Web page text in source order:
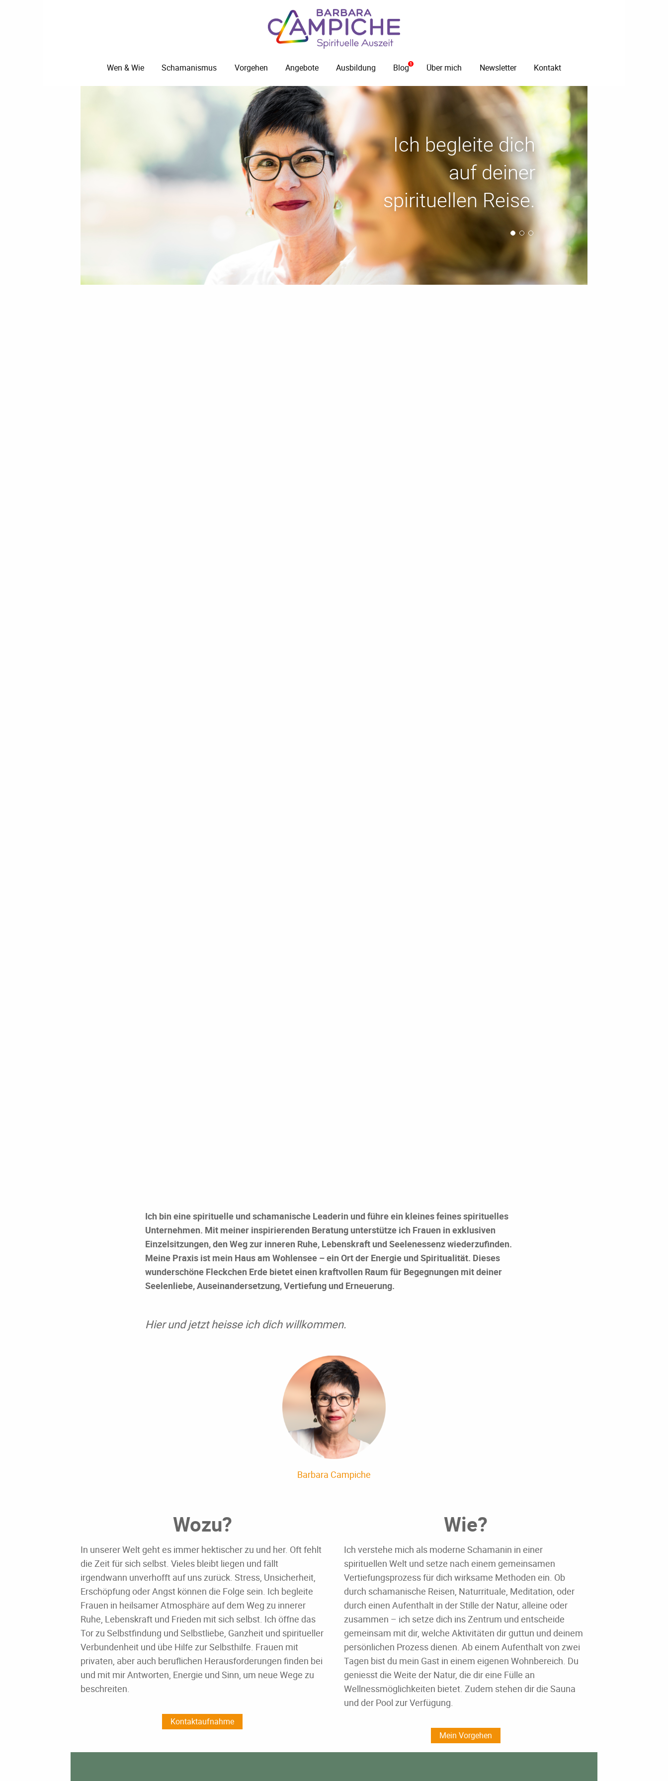
Wen & Wie Schamanismus Vorgehen Angebote Ausbildung Blog Über mich Newsletter Kontakt
Ich begleite dich
auf deiner
spirituellen Reise.
Ich bin eine spirituelle und schamanische Leaderin und führe ein kleines feines spirituelles
Unternehmen. Mit meiner inspirierenden Beratung unterstütze ich Frauen in exklusiven
Einzelsitzungen, den Weg zur inneren Ruhe, Lebenskraft und Seelenessenz wiederzufinden.
Meine Praxis ist mein Haus am Wohlensee – ein Ort der Energie und Spiritualität. Dieses
wunderschöne Fleckchen Erde bietet einen kraftvollen Raum für Begegnungen mit deiner
Seelenliebe, Auseinandersetzung, Vertiefung und Erneuerung.
Hier und jetzt heisse ich dich willkommen.
Barbara Campiche
Wozu?
In unserer Welt geht es immer hektischer zu und her. Oft fehlt
die Zeit für sich selbst. Vieles bleibt liegen und fällt
irgendwann unverhofft auf uns zurück. Stress, Unsicherheit,
Erschöpfung oder Angst können die Folge sein. Ich begleite
Frauen in heilsamer Atmosphäre auf dem Weg zu innerer
Ruhe, Lebenskraft und Frieden mit sich selbst. Ich öffne das
Tor zu Selbstfindung und Selbstliebe, Ganzheit und spiritueller
Verbundenheit und übe Hilfe zur Selbsthilfe. Frauen mit
privaten, aber auch beruflichen Herausforderungen finden bei
und mit mir Antworten, Energie und Sinn, um neue Wege zu
beschreiten.
Kontaktaufnahme
Wie?
Ich verstehe mich als moderne Schamanin in einer
spirituellen Welt und setze nach einem gemeinsamen
Vertiefungsprozess für dich wirksame Methoden ein. Ob
durch schamanische Reisen, Naturrituale, Meditation, oder
durch einen Aufenthalt in der Stille der Natur, alleine oder
zusammen – ich setze dich ins Zentrum und entscheide
gemeinsam mit dir, welche Aktivitäten dir guttun und deinem
persönlichen Prozess dienen. Ab einem Aufenthalt von zwei
Tagen bist du mein Gast in einem eigenen Wohnbereich. Du
geniesst die Weite der Natur, die dir eine Fülle an
Wellnessmöglichkeiten bietet. Zudem stehen dir die Sauna
und der Pool zur Verfügung.
Mein Vorgehen